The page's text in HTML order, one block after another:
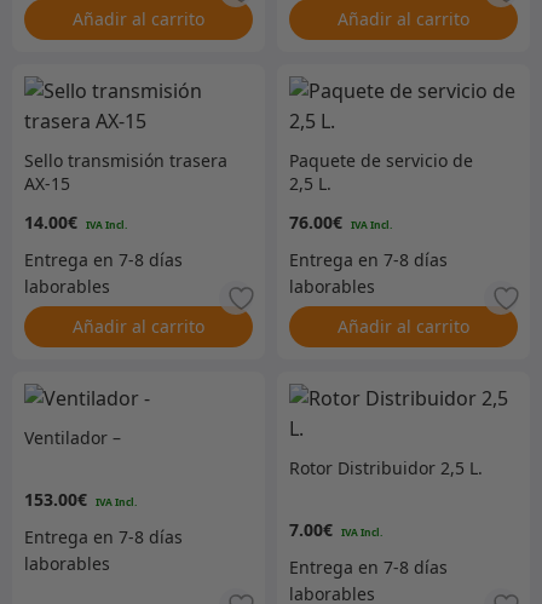
Añadir al carrito Añadir al carrito
Sello transmisión trasera
AX-15
14.00€
Añadir al carrito
Paquete de servicio de
2,5 L.
76.00€
Añadir al carrito
Ventilador –
153.00€
Rotor Distribuidor 2,5 L.
7.00€